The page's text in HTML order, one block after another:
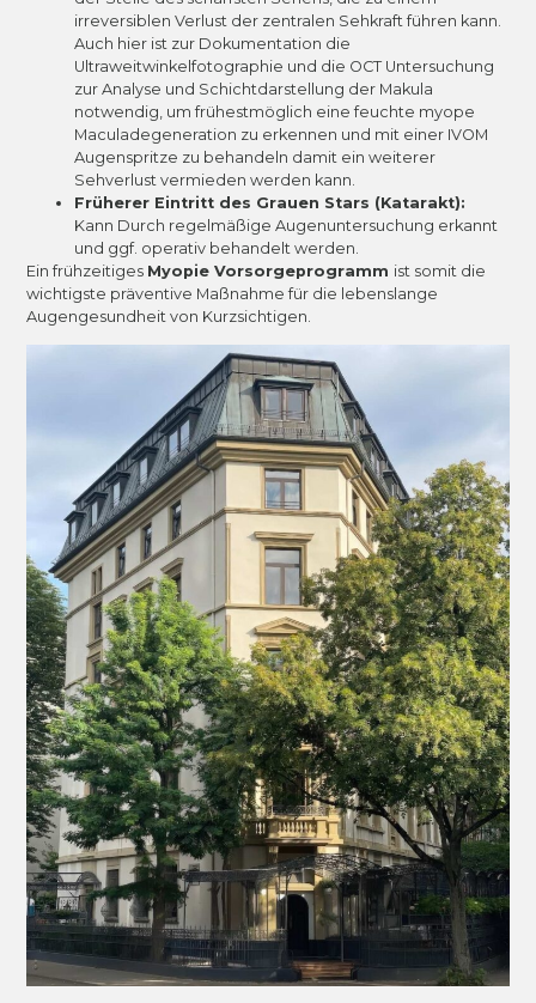
irreversiblen Verlust der zentralen Sehkraft führen kann.
Auch hier ist zur Dokumentation die
Ultraweitwinkelfotographie und die OCT Untersuchung
zur Analyse und Schichtdarstellung der Makula
notwendig, um frühestmöglich eine feuchte myope
Maculadegeneration zu erkennen und mit einer IVOM
Augenspritze zu behandeln damit ein weiterer
Sehverlust vermieden werden kann.
Früherer Eintritt des Grauen Stars (Katarakt):
Kann Durch regelmäßige Augenuntersuchung erkannt
und ggf. operativ behandelt werden.
Ein frühzeitiges Myopie Vorsorgeprogramm ist somit die
wichtigste präventive Maßnahme für die lebenslange
Augengesundheit von Kurzsichtigen.